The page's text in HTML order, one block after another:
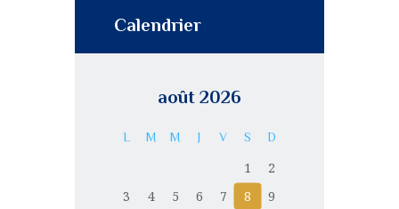
Calendrier
août 2026
L M M J V S D
1
2
3
4 5 6 7 8
9